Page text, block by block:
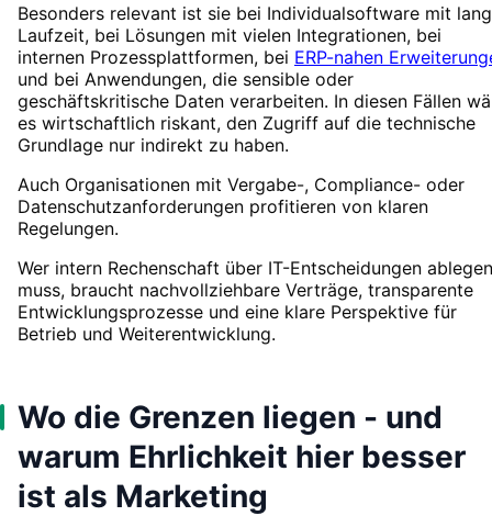
Besonders relevant ist sie bei Individualsoftware mit
Laufzeit, bei Lösungen mit vielen Integrationen, bei
internen Prozessplattformen, bei ERP-nahen
und bei Anwendungen, die sensible oder
geschäftskritische Daten verarbeiten. In diesen Fällen
es wirtschaftlich riskant, den Zugriff auf die technische
Grundlage nur indirekt zu haben.
Auch Organisationen mit Vergabe-, Compliance- oder
Datenschutzanforderungen profitieren von klaren
Regelungen.
Wer intern Rechenschaft über IT-Entscheidungen ablegen
muss, braucht nachvollziehbare Verträge, transparente
Entwicklungsprozesse und eine klare Perspektive für
Betrieb und Weiterentwicklung.
Wo die Grenzen liegen - und
warum Ehrlichkeit hier besser
ist als Marketing